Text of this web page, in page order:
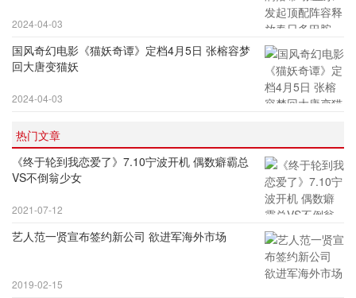
2024-04-03
国风奇幻电影《猫妖奇谭》定档4月5日 张榕容梦
回大唐变猫妖
2024-04-03
热门文章
《终于轮到我恋爱了》7.10宁波开机 偶数癖霸总
VS不倒翁少女
2021-07-12
艺人范一贤宣布签约新公司 欲进军海外市场
2019-02-15